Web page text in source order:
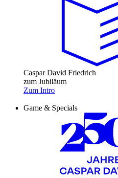
Caspar David Friedrich
zum Jubiläum
Zum Intro
Game & Specials